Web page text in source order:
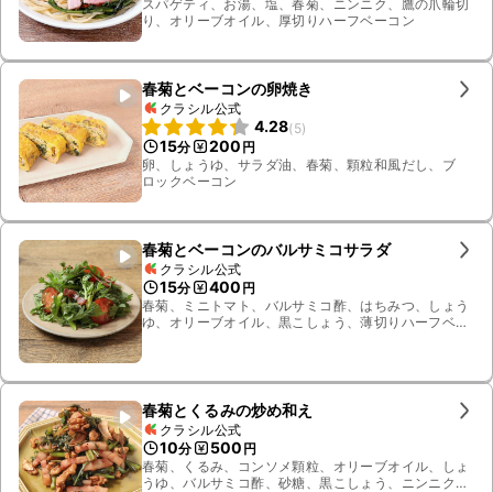
スパゲティ、お湯、塩、春菊、ニンニク、鷹の爪輪切
り、オリーブオイル、厚切りハーフベーコン
春菊とベーコンの卵焼き
クラシル公式
4.28(5)
15分 200 円
卵、しょうゆ、サラダ油、春菊、顆粒和風だし、ブ
ロックベーコン
春菊とベーコンのバルサミコサラダ
クラシル公式
15分 400 円
春菊、ミニトマト、バルサミコ酢、はちみつ、しょう
ゆ、オリーブオイル、黒こしょう、薄切りハーフベー
春菊とくるみの炒め和え
クラシル公式
10分 500 円
春菊、くるみ、コンソメ顆粒、オリーブオイル、しょ
うゆ、バルサミコ酢、砂糖、黒こしょう、ニンニク、